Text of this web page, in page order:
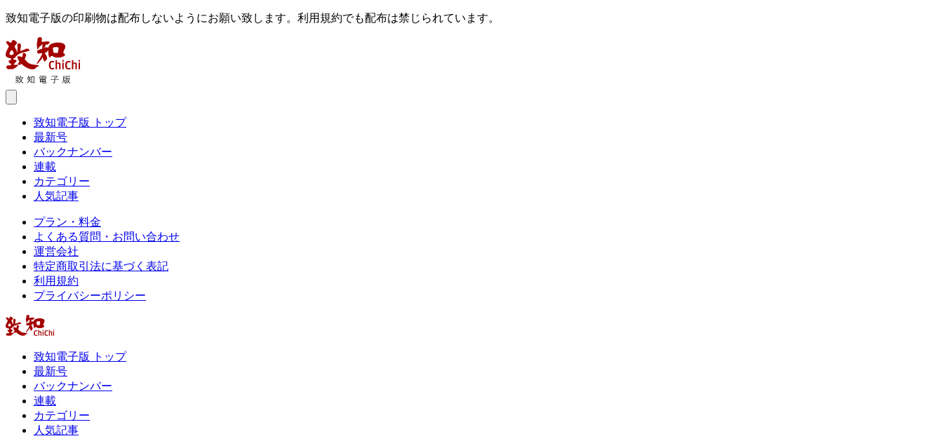
致知電子版の印刷物は配布しないようにお願い致します。利用規約でも配布は禁じられています。
致知電子版 トップ
最新号
バックナンバー
連載
カテゴリー
人気記事
プラン・料金
よくある質問・お問い合わせ
運営会社
特定商取引法に基づく表記
利用規約
プライバシーポリシー
致知電子版 トップ
最新号
バックナンバー
連載
カテゴリー
人気記事